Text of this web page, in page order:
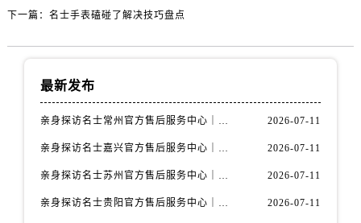
内蒙古自治区包头市青山区幸福路甲3号王府井百货名表维修名士售后服务中心（需提前预约）
下一篇： 名士手表磕碰了解决技巧盘点
最新发布
亲身探访名士常州官方售后服务中心｜全新官方服务电话与地址（2026年7月最新） 2026-07-11
亲身探访名士嘉兴官方售后服务中心｜全新地址和售后电话（2026年7月最新） 2026-07-11
亲身探访名士苏州官方售后服务中心｜服务热线与门店详细地址（2026年7月最新） 2026-07-11
亲身探访名士贵阳官方售后服务中心｜网点地址与电话（2026年7月最新） 2026-07-11